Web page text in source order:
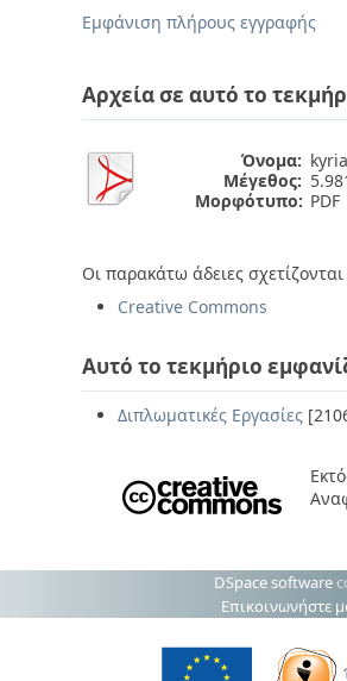
Εμφάνιση πλήρους εγγραφής
Αρχεία σε αυτό το
Όνομα:
Μέγεθος:
Μορφότυπο: PDF
Οι παρακάτω άδειες
Creative Commons
Αυτό το τεκμήριο
Διπλωματικές Εργασίες
DSpace software
Επικοινωνήστε